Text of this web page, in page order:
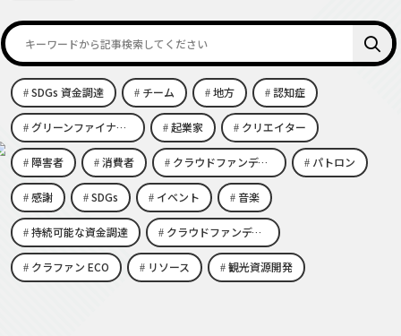
SDGs 資金調達 チーム 地方 認知症
グリーンファイナンス 起業家 クリエイター
障害者 消費者 クラウドファンディング eco パトロン
感謝 SDGs イベント 音楽
持続可能な資金調達 クラウドファンディング エコビジネス
クラファン ECO リソース 観光資源開発